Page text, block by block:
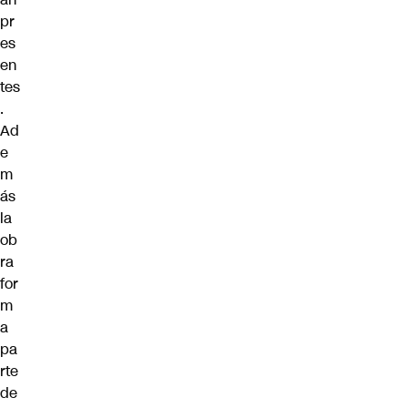
pr
es
en
tes
.
Ad
e
m
ás
la
ob
ra
for
m
a
pa
rte
de